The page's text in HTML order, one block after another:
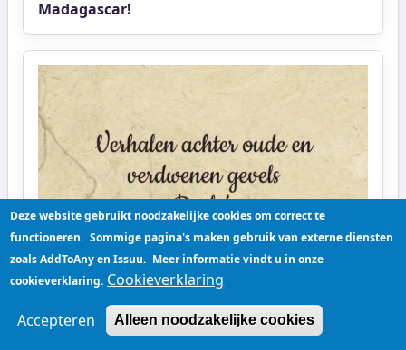
Madagascar!
Nieuw boek werpt een unieke blik op de
geschiedenis van Sint-Lambrechts-Herk
Deze website gebruikt noodzakelijke cookies om correct te
functioneren. Sommige pagina's maken gebruik van externe diensten
zoals AddToAny en Issuu. Meer informatie vindt u in onze
cookieverklaring. Cookieverklaring
Accepteren Alleen noodzakelijke cookies